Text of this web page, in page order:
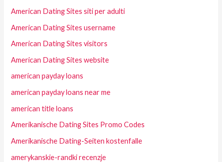
American Dating Sites siti per adulti
American Dating Sites username
American Dating Sites visitors
American Dating Sites website
american payday loans
american payday loans near me
american title loans
Amerikanische Dating Sites Promo Codes
Amerikanische Dating-Seiten kostenfalle
amerykanskie-randki recenzje